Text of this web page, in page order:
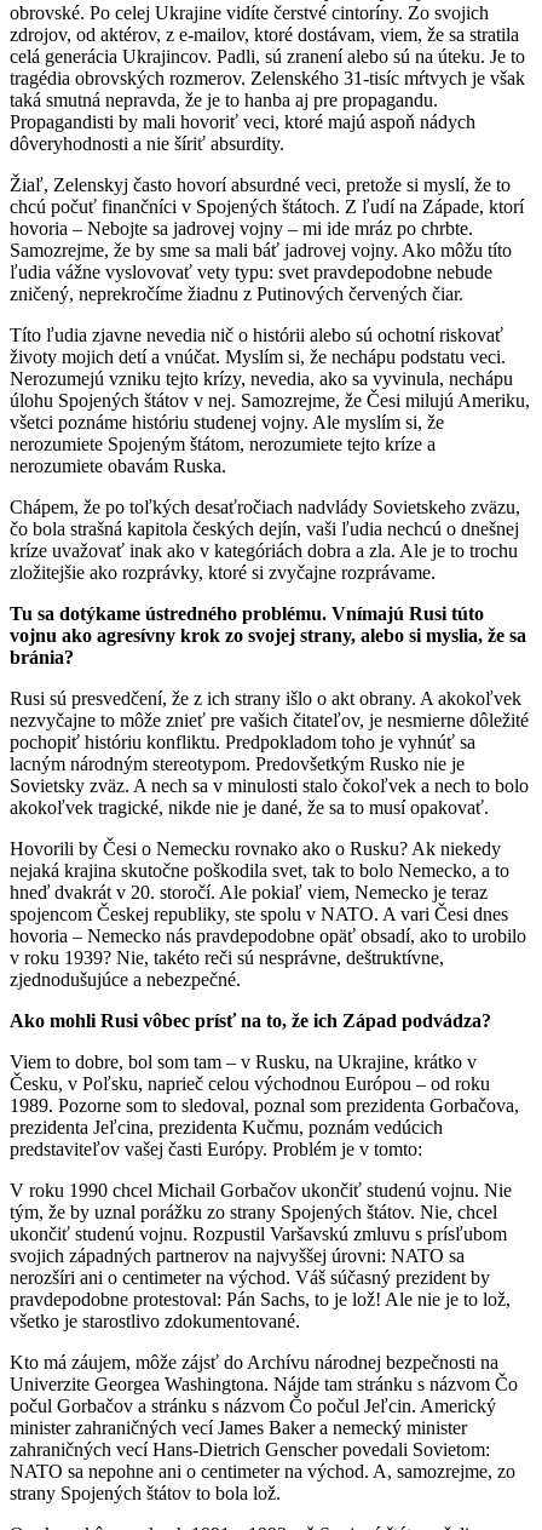
obrovské. Po celej Ukrajine vidíte čerstvé cintoríny. Zo svojich
zdrojov, od aktérov, z e-mailov, ktoré dostávam, viem, že sa stratila
celá generácia Ukrajincov. Padli, sú zranení alebo sú na úteku. Je to
tragédia obrovských rozmerov. Zelenského 31-tisíc mŕtvych je však
taká smutná nepravda, že je to hanba aj pre propagandu.
Propagandisti by mali hovoriť veci, ktoré majú aspoň nádych
dôveryhodnosti a nie šíriť absurdity.
Žiaľ, Zelenskyj často hovorí absurdné veci, pretože si myslí, že to
chcú počuť finančníci v Spojených štátoch. Z ľudí na Západe, ktorí
hovoria – Nebojte sa jadrovej vojny – mi ide mráz po chrbte.
Samozrejme, že by sme sa mali báť jadrovej vojny. Ako môžu títo
ľudia vážne vyslovovať vety typu: svet pravdepodobne nebude
zničený, neprekročíme žiadnu z Putinových červených čiar.
Títo ľudia zjavne nevedia nič o histórii alebo sú ochotní riskovať
životy mojich detí a vnúčat. Myslím si, že nechápu podstatu veci.
Nerozumejú vzniku tejto krízy, nevedia, ako sa vyvinula, nechápu
úlohu Spojených štátov v nej. Samozrejme, že Česi milujú Ameriku,
všetci poznáme históriu studenej vojny. Ale myslím si, že
nerozumiete Spojeným štátom, nerozumiete tejto kríze a
nerozumiete obavám Ruska.
Chápem, že po toľkých desaťročiach nadvlády Sovietskeho zväzu,
čo bola strašná kapitola českých dejín, vaši ľudia nechcú o dnešnej
kríze uvažovať inak ako v kategóriách dobra a zla. Ale je to trochu
zložitejšie ako rozprávky, ktoré si zvyčajne rozprávame.
Tu sa dotýkame ústredného problému. Vnímajú Rusi túto
vojnu ako agresívny krok zo svojej strany, alebo si myslia, že sa
bránia?
Rusi sú presvedčení, že z ich strany išlo o akt obrany. A akokoľvek
nezvyčajne to môže znieť pre vašich čitateľov, je nesmierne dôležité
pochopiť históriu konfliktu. Predpokladom toho je vyhnúť sa
lacným národným stereotypom. Predovšetkým Rusko nie je
Sovietsky zväz. A nech sa v minulosti stalo čokoľvek a nech to bolo
akokoľvek tragické, nikde nie je dané, že sa to musí opakovať.
Hovorili by Česi o Nemecku rovnako ako o Rusku? Ak niekedy
nejaká krajina skutočne poškodila svet, tak to bolo Nemecko, a to
hneď dvakrát v 20. storočí. Ale pokiaľ viem, Nemecko je teraz
spojencom Českej republiky, ste spolu v NATO. A vari Česi dnes
hovoria – Nemecko nás pravdepodobne opäť obsadí, ako to urobilo
v roku 1939? Nie, takéto reči sú nesprávne, deštruktívne,
zjednodušujúce a nebezpečné.
Ako mohli Rusi vôbec prísť na to, že ich Západ podvádza?
Viem to dobre, bol som tam – v Rusku, na Ukrajine, krátko v
Česku, v Poľsku, naprieč celou východnou Európou – od roku
1989. Pozorne som to sledoval, poznal som prezidenta Gorbačova,
prezidenta Jeľcina, prezidenta Kučmu, poznám vedúcich
predstaviteľov vašej časti Európy. Problém je v tomto:
V roku 1990 chcel Michail Gorbačov ukončiť studenú vojnu. Nie
tým, že by uznal porážku zo strany Spojených štátov. Nie, chcel
ukončiť studenú vojnu. Rozpustil Varšavskú zmluvu s prísľubom
svojich západných partnerov na najvyššej úrovni: NATO sa
nerozšíri ani o centimeter na východ. Váš súčasný prezident by
pravdepodobne protestoval: Pán Sachs, to je lož! Ale nie je to lož,
všetko je starostlivo zdokumentované.
Kto má záujem, môže zájsť do Archívu národnej bezpečnosti na
Univerzite Georgea Washingtona. Nájde tam stránku s názvom Čo
počul Gorbačov a stránku s názvom Čo počul Jeľcin. Americký
minister zahraničných vecí James Baker a nemecký minister
zahraničných vecí Hans-Dietrich Genscher povedali Sovietom:
NATO sa nepohne ani o centimeter na východ. A, samozrejme, zo
strany Spojených štátov to bola lož.